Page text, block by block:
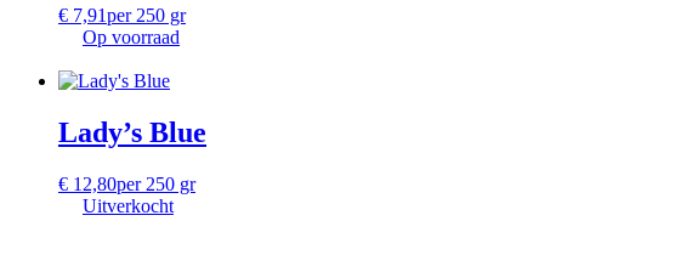
€ 7,91per 250 gr
Op voorraad
Lady’s Blue
€ 12,80per 250 gr
Uitverkocht